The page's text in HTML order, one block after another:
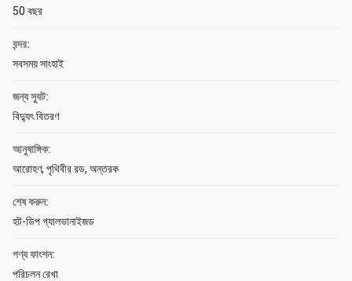
50 বছর
বন্দর:
সবসময় সাংহাই
জন্য স্যুট:
বিদ্যুৎ বিতরণ
আনুষাঙ্গিক:
আরোহণ, পৃথিবীর রড, অন্তরক
শেষ করুন:
হট-ডিপ গ্যালভানাইজড
পণ্য ফাংশন:
পরিচলন রেখা